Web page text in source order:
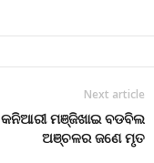
Next article
କନିଆରୀ ମଞ୍ଜିଖାଇ ବଡବିଲ
ଅଞ୍ଚଳର ଜଣେ ମୃତ